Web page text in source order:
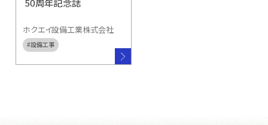
50周年記念誌
ホクエイ設備工業株式会社
#設備工事